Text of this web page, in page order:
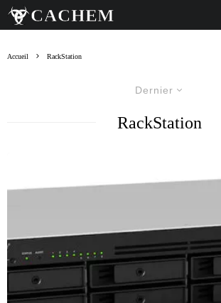
Accueil RackStation
Dernier
RackStation